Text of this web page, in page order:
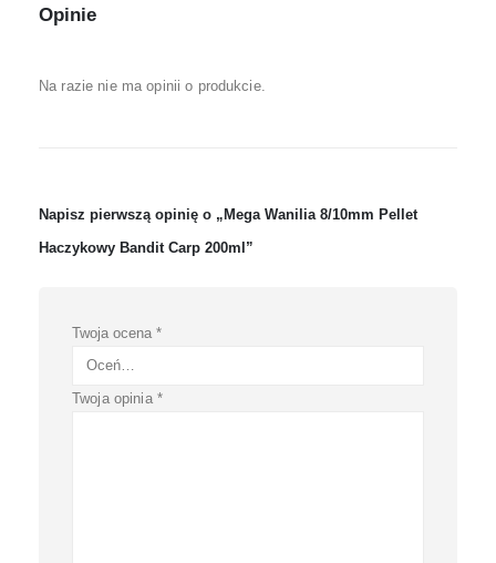
Opinie
Na razie nie ma opinii o produkcie.
Napisz pierwszą opinię o „Mega Wanilia 8/10mm Pellet
Haczykowy Bandit Carp 200ml”
Twoja ocena *
Twoja opinia *